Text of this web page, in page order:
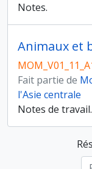
Notes.
Animaux et
Fait partie de
l'Asie centrale
Notes de travail.